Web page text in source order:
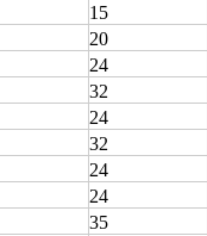
15
20
24
32
24
32
24
24
35